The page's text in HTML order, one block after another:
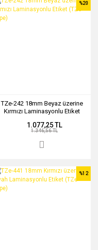
TZe-242 18mm Beyaz üzerine
Kırmızı Laminasyonlu Etiket
%20
1.077,25 TL
1.346,56 TL
%12